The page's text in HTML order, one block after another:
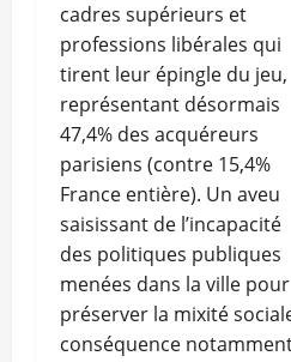
cadres supérieurs et
professions libérales qui
tirent leur épingle du jeu,
représentant désormais
47,4% des acquéreurs
parisiens (contre 15,4%
France entière). Un aveu
saisissant de l’incapacité
des politiques publiques
menées dans la ville pour
préserver la mixité
conséquence